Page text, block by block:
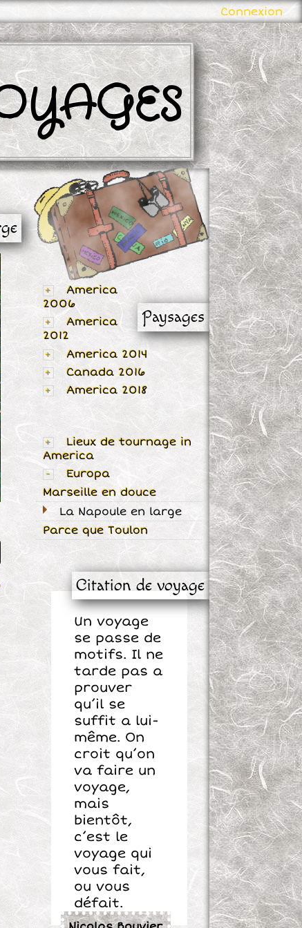
Connexion
Paysages
America
2006
America
2012
America 2014
Canada 2016
America 2018
Lieux de tournage in
America
Europa
Marseille en douce
La Napoule en large
Parce que Toulon
Citation de voyage
Un voyage
se passe de
motifs. Il ne
tarde pas a
prouver
qu’il se
suffit a lui-
même. On
croit qu’on
va faire un
voyage,
mais
bientôt,
c’est le
voyage qui
vous fait,
ou vous
défait.